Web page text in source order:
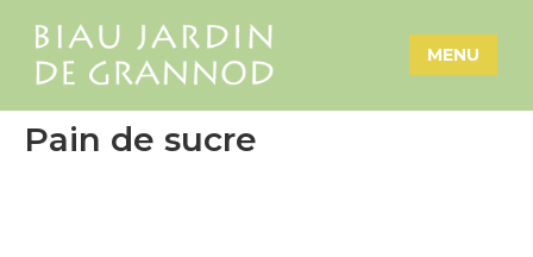
MENU
Pain de sucre